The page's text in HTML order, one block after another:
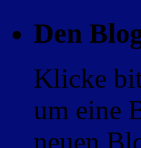
Den
Klicke
um eine
neuen